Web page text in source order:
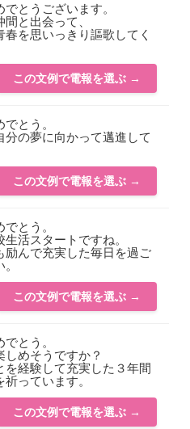
とうございます。
と出会って、
春を思いっきり謳歌してく
この文例で電報を選ぶ →
とう。
分の夢に向かって邁進して
この文例で電報を選ぶ →
とう。
活スタートですね。
励んで充実した毎日を過ご
この文例で電報を選ぶ →
とう。
しめそうですか？
を経験して充実した３年間
っています。
この文例で電報を選ぶ →